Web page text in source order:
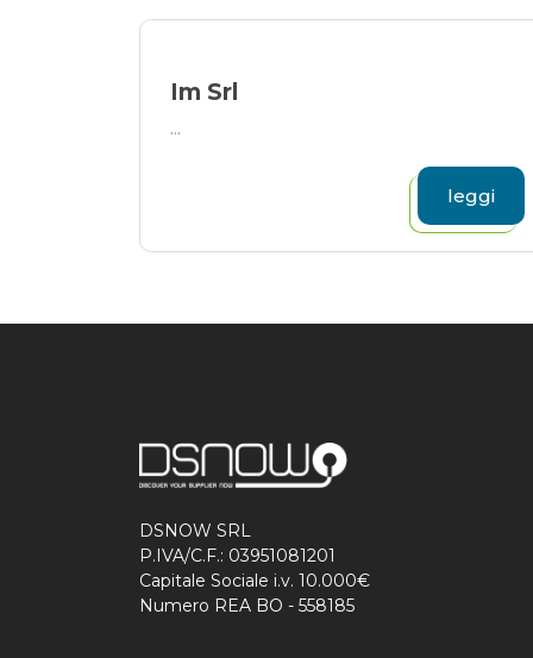
Im Srl
...
leggi
DSNOW SRL
P.IVA/C.F.: 03951081201
Capitale Sociale i.v. 10.000€
Numero REA BO - 558185